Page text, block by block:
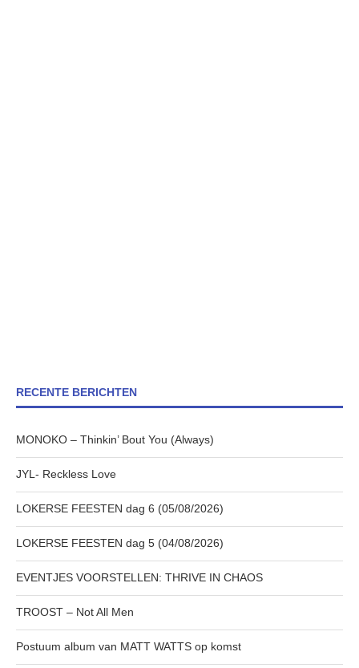
RECENTE BERICHTEN
MONOKO – Thinkin’ Bout You (Always)
JYL- Reckless Love
LOKERSE FEESTEN dag 6 (05/08/2026)
LOKERSE FEESTEN dag 5 (04/08/2026)
EVENTJES VOORSTELLEN: THRIVE IN CHAOS
TROOST – Not All Men
Postuum album van MATT WATTS op komst